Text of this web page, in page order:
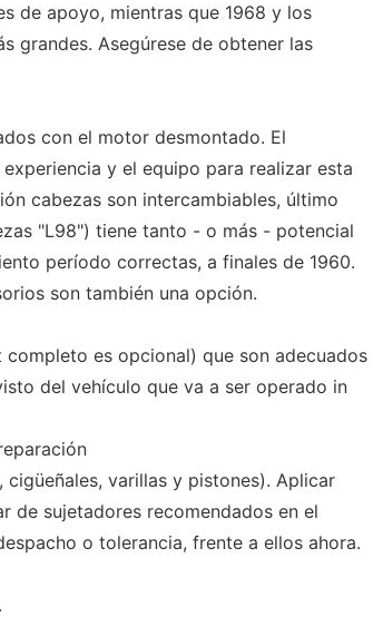
de apoyo, mientras que 1968 y los
grandes. Asegúrese de obtener las
con el motor desmontado. El
y el equipo para realizar esta
cabezas son intercambiables, último
"L98") tiene tanto - o más - potencial
período correctas, a finales de 1960.
son también una opción.
es opcional) que son adecuados
del vehículo que va a ser operado in
varillas y pistones). Aplicar
de sujetadores recomendados en el
o tolerancia, frente a ellos ahora.